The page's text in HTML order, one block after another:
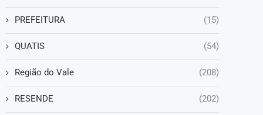
PREFEITURA (15)
QUATIS (54)
Região do Vale (208)
RESENDE (202)